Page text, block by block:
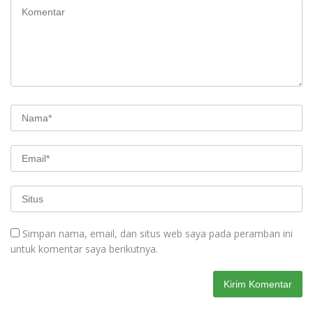
Simpan nama, email, dan situs web saya pada peramban ini
untuk komentar saya berikutnya.